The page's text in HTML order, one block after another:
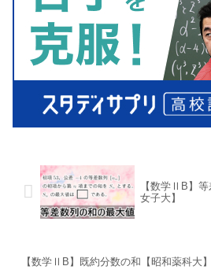
【数学ⅡB】
女子大】
【数学ⅡB】既約分数の和【昭和薬科大】